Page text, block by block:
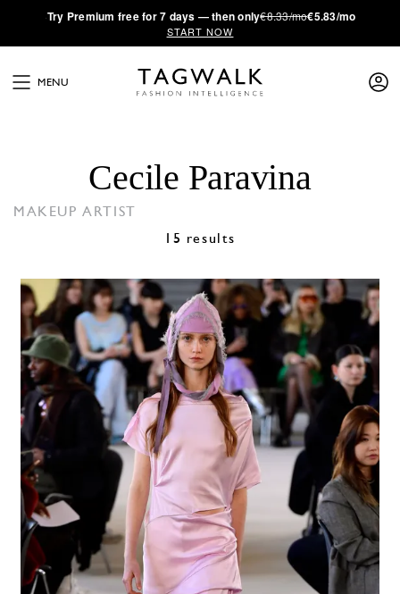
·Try Premium free for 7 days — then only€8.33/mo€5.83/mo
START NOW
MENU
Cecile Paravina
MAKEUP ARTIST
15 results